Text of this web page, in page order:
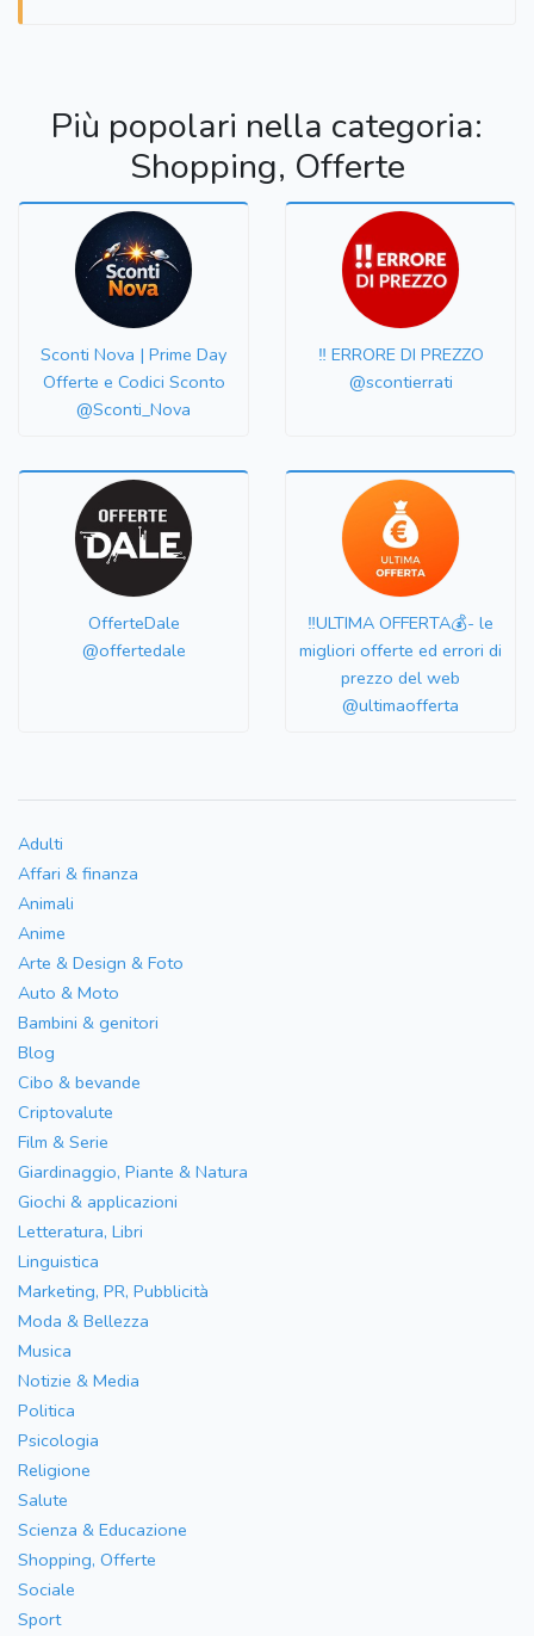
Più popolari nella categoria:
Shopping, Offerte
Sconti Nova | Prime Day
Offerte e Codici Sconto
@Sconti_Nova
‼️ ERRORE DI PREZZO
@scontierrati
OfferteDale
@offertedale
‼️ULTIMA OFFERTA💰- le
migliori offerte ed errori di
prezzo del web
@ultimaofferta
Adulti
Affari & finanza
Animali
Anime
Arte & Design & Foto
Auto & Moto
Bambini & genitori
Blog
Cibo & bevande
Criptovalute
Film & Serie
Giardinaggio, Piante & Natura
Giochi & applicazioni
Letteratura, Libri
Linguistica
Marketing, PR, Pubblicità
Moda & Bellezza
Musica
Notizie & Media
Politica
Psicologia
Religione
Salute
Scienza & Educazione
Shopping, Offerte
Sociale
Sport